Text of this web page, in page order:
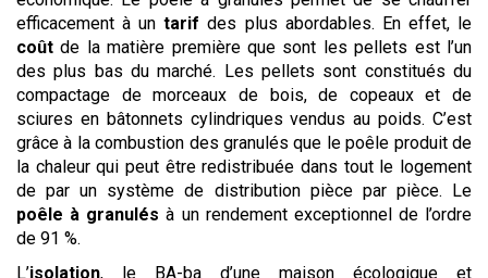
efficacement à untarif des plus abordables. En effet, le
coût de la matière première que sont les pellets est l’un
des plus bas du marché. Les pellets sont constitués du
compactage de morceaux de bois, de copeaux et de
sciures en bâtonnets cylindriques vendus au poids. C’est
grâce à la combustion des granulés que le poêle produit de
la chaleur qui peut être redistribuée dans tout le logement
de par un système de distribution pièce par pièce. Le
poêle à granulés à un rendement exceptionnel de l’ordre
de 91 %.
L’isolation, le BA-ba d’une maison écologique et